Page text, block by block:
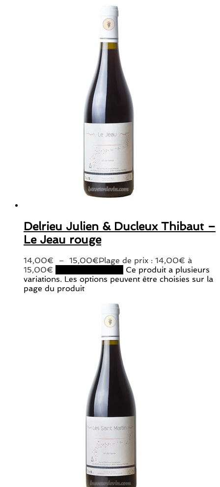
Delrieu Julien & Ducleux Thibaut –
Le Jeau rouge
14,00€ – 15,00€Plage de prix : 14,00€ à
15,00€
Ce produit a plusieurs
variations. Les options peuvent être choisies sur la
page du produit